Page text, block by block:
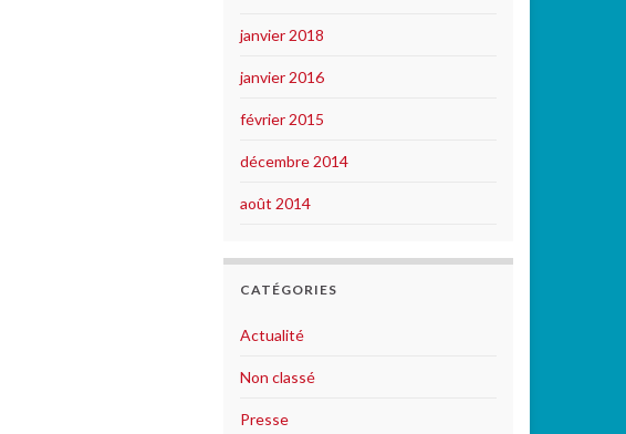
janvier 2018
janvier 2016
février 2015
décembre 2014
août 2014
CATÉGORIES
Actualité
Non classé
Presse